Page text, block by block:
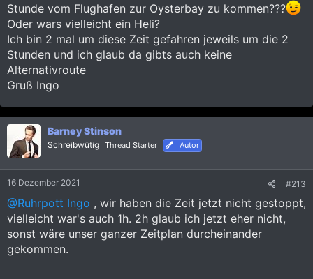
Stunde vom Flughafen zur Oysterbay zu kommen???
Oder wars vielleicht ein Heli?
Ich bin 2 mal um diese Zeit gefahren jeweils um die 2
Stunden und ich glaub da gibts auch keine
Alternativroute
Gruß Ingo
Barney Stinson
Schreibwütig Thread Starter Autor
16 Dezember 2021 #213
@Ruhrpott Ingo , wir haben die Zeit jetzt nicht gestoppt,
vielleicht war's auch 1h. 2h glaub ich jetzt eher nicht,
sonst wäre unser ganzer Zeitplan durcheinander
gekommen.